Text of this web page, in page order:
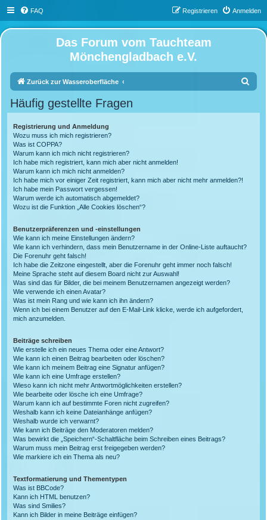
FAQ Anmelden
Registrieren
Das Forum vom Tauchteam
Mönchengladbach e.V.
Zurück zur Wasseroberfläche
Häufig gestellte Fragen
Registrierung und Anmeldung
Wozu muss ich mich registrieren?
Was ist COPPA?
Warum kann ich mich nicht registrieren?
Ich habe mich registriert, kann mich aber nicht anmelden!
Warum kann ich mich nicht anmelden?
Ich habe mich vor einiger Zeit registriert, kann mich aber nicht mehr anmelden?!
Ich habe mein Passwort vergessen!
Warum werde ich automatisch abgemeldet?
Wozu ist die Funktion „Alle Cookies löschen“?
Benutzerpräferenzen und -einstellungen
Wie kann ich meine Einstellungen ändern?
Wie kann ich verhindern, dass mein Benutzername in der Online-Liste auftaucht?
Die Forenuhr geht falsch!
Ich habe die Zeitzone eingestellt, aber die Forenuhr geht immer noch falsch!
Meine Sprache steht auf diesem Board nicht zur Auswahl!
Was sind das für Bilder, die bei meinem Benutzernamen angezeigt werden?
Wie verwende ich einen Avatar?
Was ist mein Rang und wie kann ich ihn ändern?
Wenn ich bei einem Benutzer auf den E-Mail-Link klicke, werde ich aufgefordert,
mich anzumelden.
Beiträge schreiben
Wie erstelle ich ein neues Thema oder eine Antwort?
Wie kann ich einen Beitrag bearbeiten oder löschen?
Wie kann ich meinem Beitrag eine Signatur anfügen?
Wie kann ich eine Umfrage erstellen?
Wieso kann ich nicht mehr Antwortmöglichkeiten erstellen?
Wie bearbeite oder lösche ich eine Umfrage?
Warum kann ich auf bestimmte Foren nicht zugreifen?
Weshalb kann ich keine Dateianhänge anfügen?
Weshalb wurde ich verwarnt?
Wie kann ich Beiträge den Moderatoren melden?
Was bewirkt die „Speichern“-Schaltfläche beim Schreiben eines Beitrags?
Warum muss mein Beitrag erst freigegeben werden?
Wie markiere ich ein Thema als neu?
Textformatierung und Thementypen
Was ist BBCode?
Kann ich HTML benutzen?
Was sind Smilies?
Kann ich Bilder in meine Beiträge einfügen?